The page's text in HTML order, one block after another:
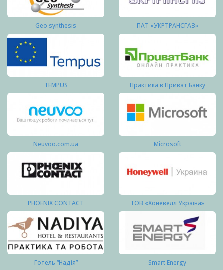
Geo synthesis ПАТ «УКРТРАНСГАЗ»
TEMPUS Практика в Приват Банку
Neuvoo.com.ua Microsoft
PHOENIX CONTACT ТОВ «Хоневелл Україна»
Готель “Надія” Smart Energy